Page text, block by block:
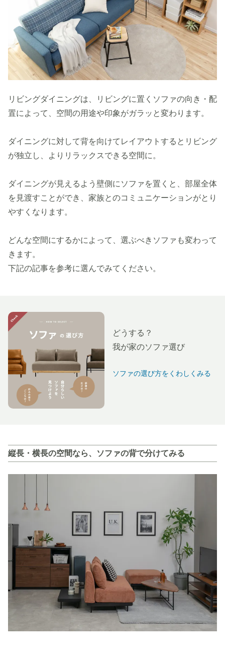
リビングダイニングは、リビングに置くソファの向き・配
置によって、空間の用途や印象がガラッと変わります。
ダイニングに対して背を向けてレイアウトするとリビング
が独立し、よりリラックスできる空間に。
ダイニングが見えるよう壁側にソファを置くと、部屋全体
を見渡すことができ、家族とのコミュニケーションがとり
やすくなります。
どんな空間にするかによって、選ぶべきソファも変わって
きます。
下記の記事を参考に選んでみてください。
どうする？
我が家のソファ選び
ソファの選び方をくわしくみる
縦長・横長の空間なら、ソファの背で分けてみる